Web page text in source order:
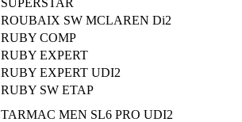
ROUBAIX SW MCLAREN Di2
RUBY COMP
RUBY EXPERT
RUBY EXPERT UDI2
RUBY SW ETAP
TARMAC MEN SL6 PRO UDI2